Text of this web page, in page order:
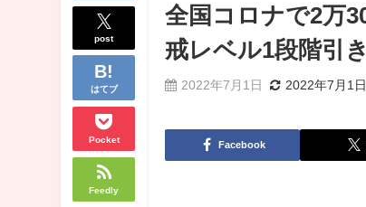
post
はてブ
Pocket
Feedly
全国コロナで2万
戒レベル1段階引
2022年7月1日 2022年7月1日
Facebook